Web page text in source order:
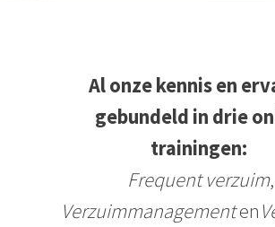
Al onze kennis en
gebundeld in drie
trainingen:
Frequent verzuim,
Verzuimmanagementen